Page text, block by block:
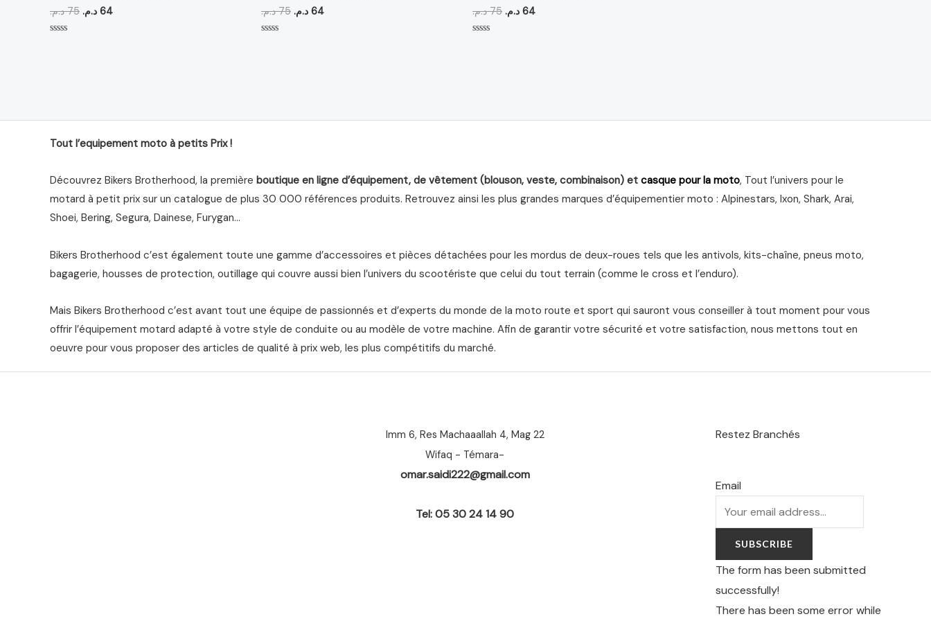
75 د.م.
64 د.م. 75 د.م.
64 د.م. 75 د.م.
64 د.م.
Tout l’equipement moto à petits Prix !
Découvrez Bikers Brotherhood, la première boutique en ligne d’équipement, de vêtement (blouson, veste, combinaison) et casque pour la moto, Tout l’univers pour le
motard à petit prix sur un catalogue de plus 30 000 références produits. Retrouvez ainsi les plus grandes marques d’équipementier moto : Alpinestars, Ixon, Shark, Arai,
Shoei, Bering, Segura, Dainese, Furygan…
Bikers Brotherhood c’est également toute une gamme d’accessoires et pièces détachées pour les mordus de deux-roues tels que les antivols, kits-chaîne, pneus moto,
bagagerie, housses de protection, outillage qui couvre aussi bien l’univers du scootériste que celui du tout terrain (comme le cross et l’enduro).
Mais Bikers Brotherhood c’est avant tout une équipe de passionnés et d’experts du monde de la moto route et sport qui sauront vous conseiller à tout moment pour vous
offrir l’équipement motard adapté à votre style de conduite ou au modèle de votre machine. Afin de garantir votre sécurité et votre satisfaction, nous mettons tout en
oeuvre pour vous proposer des articles de qualité à prix web, les plus compétitifs du marché.
Imm 6, Res Machaaallah 4, Mag 22
Wifaq - Témara-
omar.saidi222@gmail.com
Tel: 05 30 24 14 90
Restez Branchés
Email
SUBSCRIBE
The form has been submitted
successfully!
There has been some error while